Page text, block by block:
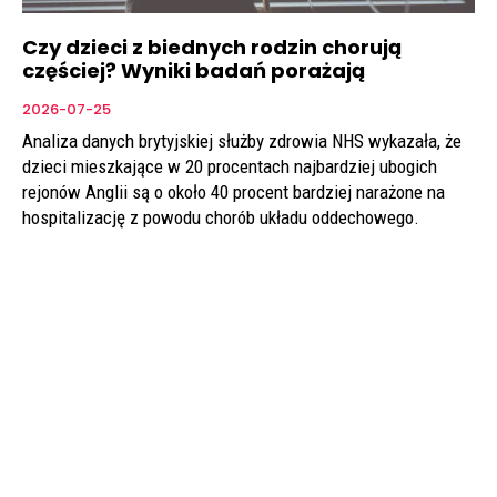
Czy dzieci z biednych rodzin chorują
częściej? Wyniki badań porażają
2026-07-25
Analiza danych brytyjskiej służby zdrowia NHS wykazała, że
dzieci mieszkające w 20 procentach najbardziej ubogich
rejonów Anglii są o około 40 procent bardziej narażone na
hospitalizację z powodu chorób układu oddechowego.